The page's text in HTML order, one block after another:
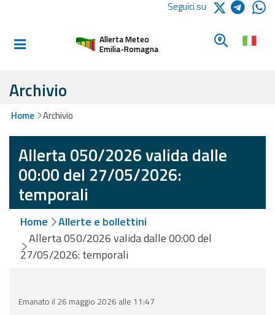
Informati e
Allerte E
Allerte e
Bollettini
Meteo
Allerte e
Bollettini
Valanghe
Seguici su
Allerta Meteo
Emilia-Romagna
Cerca un
Archivio
Home Archivio
Allerta 050/2026 valida dalle
00:00 del 27/05/2026:
temporali
Home
Allerte e bollettini
Allerta 050/2026 valida dalle 00:00 del
27/05/2026: temporali
Emanato il 26 maggio 2026 alle 11:47